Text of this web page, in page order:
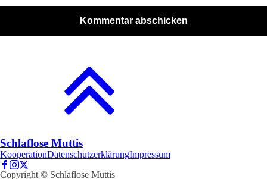
Schlaflose Muttis
KooperationDatenschutzerklärungImpressum
Copyright © Schlaflose Muttis